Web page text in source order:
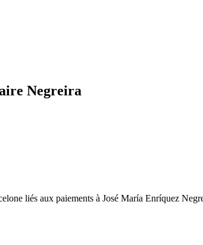
Negreira
liés aux paiements à José María Enríquez